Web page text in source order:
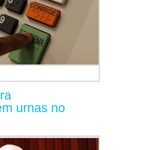
urnas no